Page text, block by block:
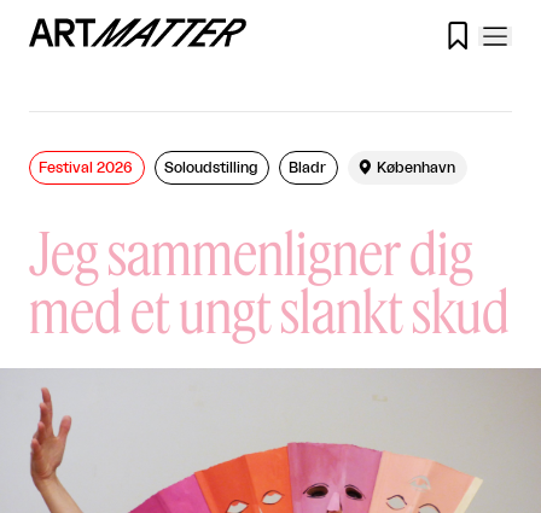

Jeg sammenligner dig
med et ungt slankt skud
Festival 2026 Soloudstilling Bladr  København